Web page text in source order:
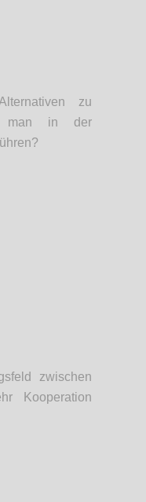
zu
man in der
zwischen
Kooperation